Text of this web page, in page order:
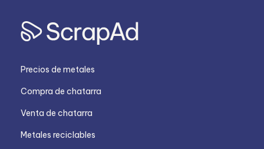
Precios de metales
Compra de chatarra
Venta de chatarra
Metales reciclables